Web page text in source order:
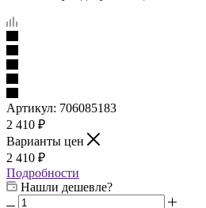
Артикул: 706085183
2 410 ₽
Варианты цен
2 410 ₽
Подробности
Нашли дешевле?